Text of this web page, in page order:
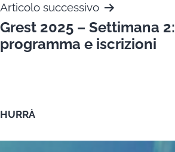
Articolo successivo
Grest 2025 – Settimana 2:
programma e iscrizioni
HURRÀ